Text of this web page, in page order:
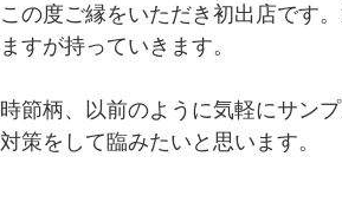
この度ご縁をいただき初出店です
ますが持っていきます。
時節柄、以前のように気軽にサン
対策をして臨みたいと思います。